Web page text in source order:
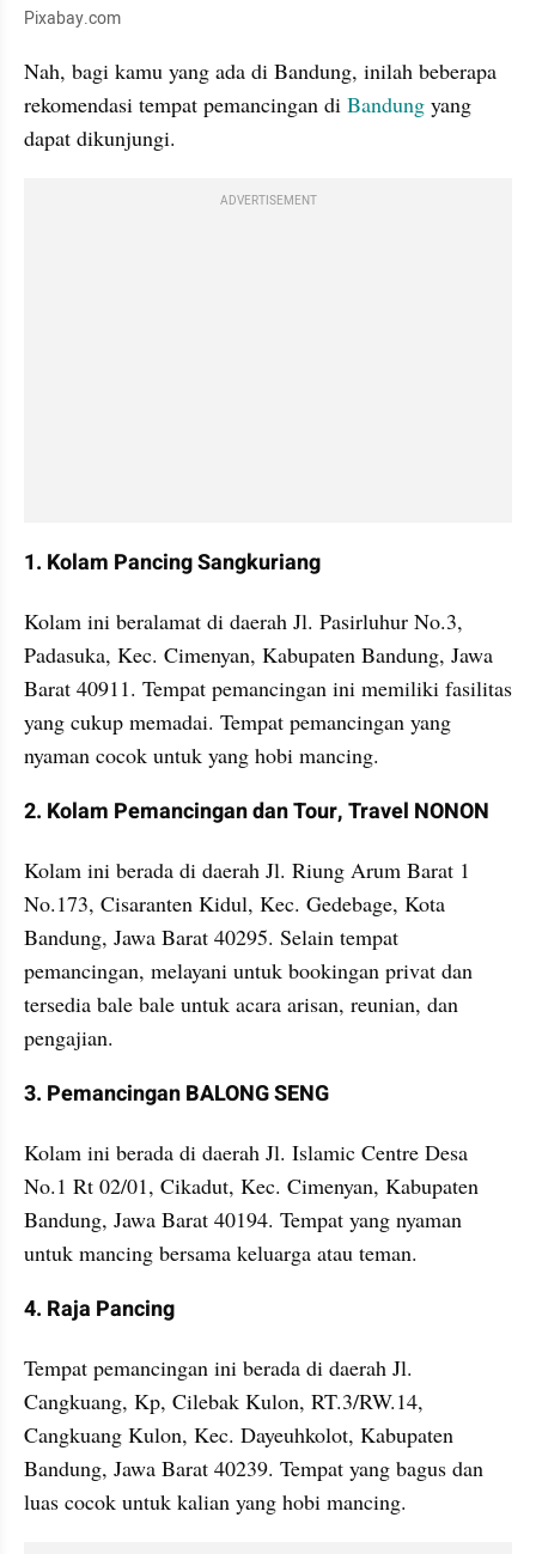
Pixabay.com
﻿Nah, bagi kamu yang ada di Bandung, inilah beberapa
rekomendasi tempat pemancingan di Bandung yang
dapat dikunjungi.
ADVERTISEMENT
﻿1. Kolam Pancing Sangkuriang
﻿Kolam ini beralamat di daerah Jl. Pasirluhur No.3,
Padasuka, Kec. Cimenyan, Kabupaten Bandung, Jawa
Barat 40911. Tempat pemancingan ini memiliki fasilitas
yang cukup memadai. Tempat pemancingan yang
nyaman cocok untuk yang hobi mancing.
﻿2. Kolam Pemancingan dan Tour, Travel NONON
﻿Kolam ini berada di daerah Jl. Riung Arum Barat 1
No.173, Cisaranten Kidul, Kec. Gedebage, Kota
Bandung, Jawa Barat 40295. Selain tempat
pemancingan, melayani untuk bookingan privat dan
tersedia bale bale untuk acara arisan, reunian, dan
pengajian.
﻿3. Pemancingan BALONG SENG
﻿Kolam ini berada di daerah Jl. Islamic Centre Desa
No.1 Rt 02/01, Cikadut, Kec. Cimenyan, Kabupaten
Bandung, Jawa Barat 40194. Tempat yang nyaman
untuk mancing bersama keluarga atau teman.
﻿4. Raja Pancing
﻿Tempat pemancingan ini berada di daerah Jl.
Cangkuang, Kp, Cilebak Kulon, RT.3/RW.14,
Cangkuang Kulon, Kec. Dayeuhkolot, Kabupaten
Bandung, Jawa Barat 40239. Tempat yang bagus dan
luas cocok untuk kalian yang hobi mancing.